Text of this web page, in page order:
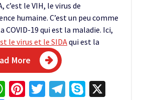
c’est le VIH, le virus de
humaine. C’est un peu comme
COVID-19 qui est la maladie. Ici,
le virus et le SIDAqui est la
More
WhatsApp
Pinterest
Twitter
Telegram
Skype